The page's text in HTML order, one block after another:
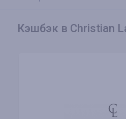
Кэшбэк в Christian